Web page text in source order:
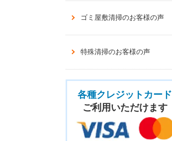
ゴミ屋敷清掃のお客様の声
特殊清掃のお客様の声
各種クレジットカード
ご利用いただけます